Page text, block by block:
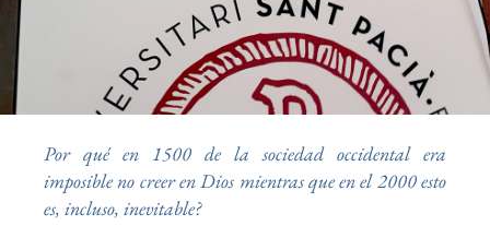
Por qué en 1500 de la sociedad occidental era
imposible no creer en Dios mientras que en el 2000 esto
es, incluso, inevitable?